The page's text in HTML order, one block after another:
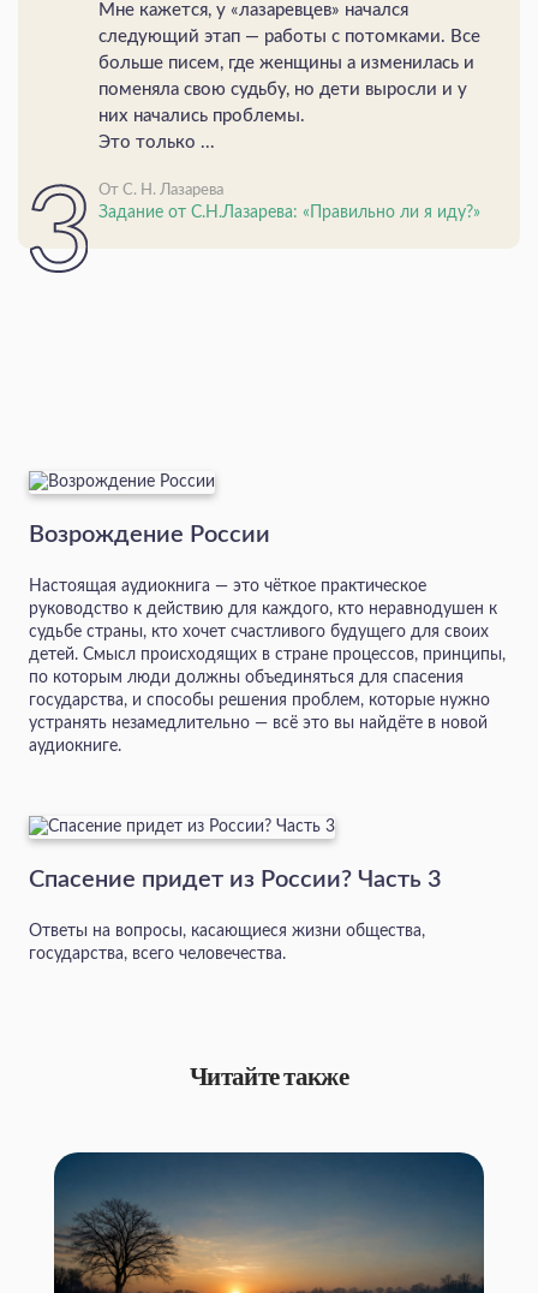
Мне кажется, у «лазаревцев» начался
следующий этап — работы с потомками. Все
больше писем, где женщины а изменилась и
поменяла свою судьбу, но дети выросли и у
них начались проблемы.
Это только ...
От С. Н. Лазарева
Задание от С.Н.Лазарева: «Правильно ли я иду?»
Возрождение России
Настоящая аудиокнига — это чёткое практическое
руководство к действию для каждого, кто неравнодушен к
судьбе страны, кто хочет счастливого будущего для своих
детей. Смысл происходящих в стране процессов, принципы,
по которым люди должны объединяться для спасения
государства, и способы решения проблем, которые нужно
устранять незамедлительно — всё это вы найдёте в новой
аудиокниге.
Спасение придет из России? Часть 3
Ответы на вопросы, касающиеся жизни общества,
государства, всего человечества.
Читайте также